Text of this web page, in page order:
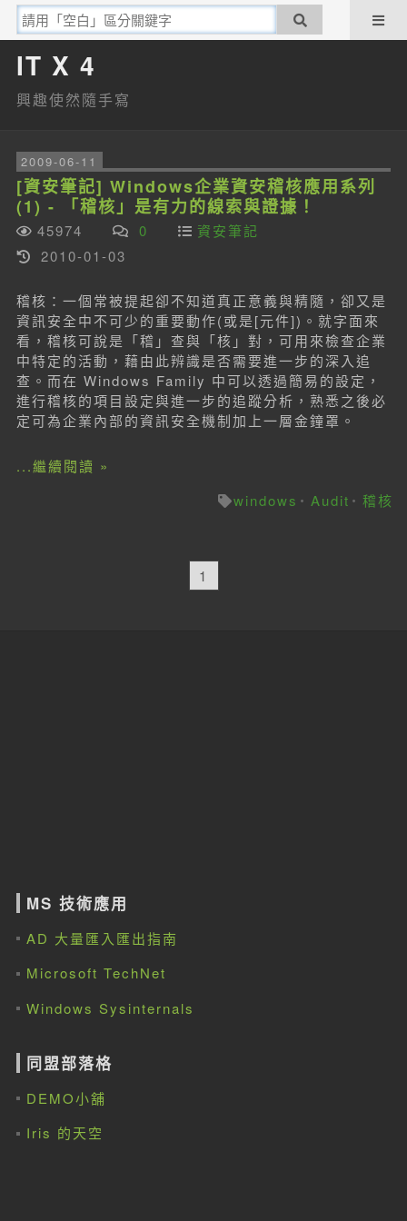
IT X 4
興趣使然隨手寫
2009-06-11
[資安筆記] Windows企業資安稽核應用系列
(1) - 「稽核」是有力的線索與證據！
45974 0
資安筆記
2010-01-03
稽核：一個常被提起卻不知道真正意義與精隨，卻又是
資訊安全中不可少的重要動作(或是[元件])。就字面來
看，稽核可說是「稽」查與「核」對，可用來檢查企業
中特定的活動，藉由此辨識是否需要進一步的深入追
查。而在 Windows Family 中可以透過簡易的設定，
進行稽核的項目設定與進一步的追蹤分析，熟悉之後必
定可為企業內部的資訊安全機制加上一層金鐘罩。
...繼續閱讀 »
windows
Audit 稽核
1
MS 技術應用
AD 大量匯入匯出指南
Microsoft TechNet
Windows Sysinternals
同盟部落格
DEMO小舖
Iris 的天空